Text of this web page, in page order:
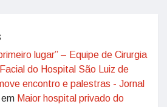
lugar” – Equipe de Cirurgia
do Hospital São Luiz de
encontro e palestras - Jornal
em Maior hospital privado do